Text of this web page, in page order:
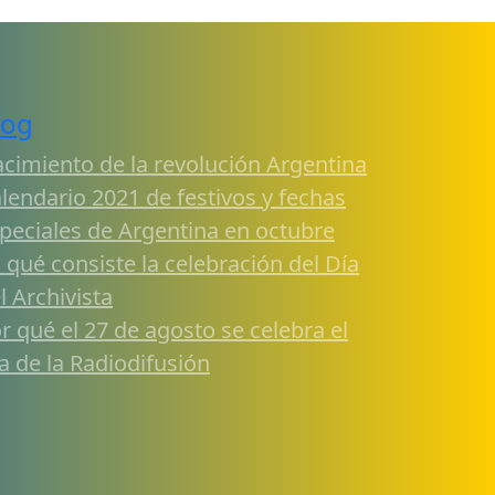
de la revolución Argentina
2021 de festivos y fechas
de Argentina en octubre
qué consiste la celebración del Día
Archivista
qué el 27 de agosto se celebra el
de la Radiodifusión